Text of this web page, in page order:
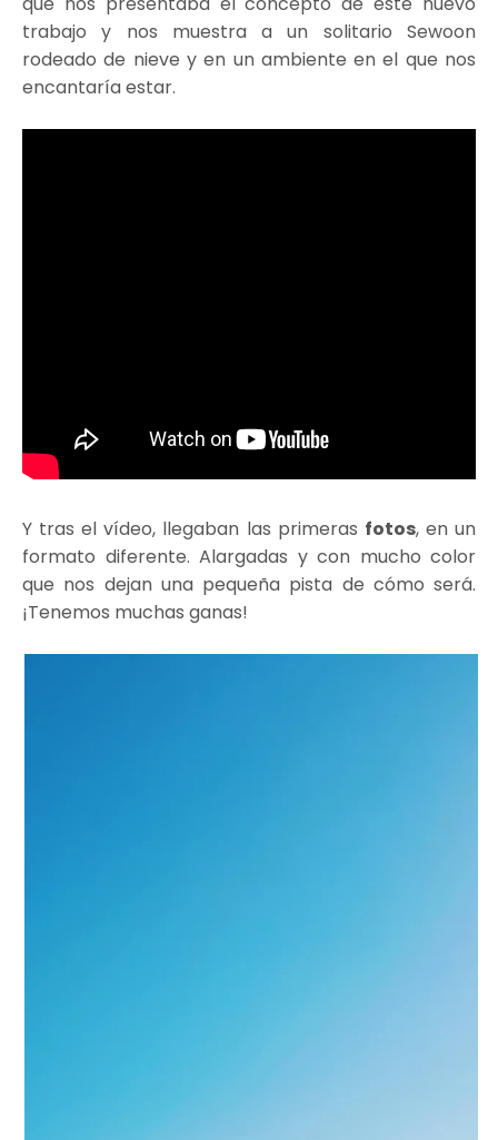
trabajo y nos muestra a un solitario Sewoon
rodeado de nieve y en un ambiente en el que nos
encantaría estar.
Y tras el vídeo, llegaban las primeras fotos, en un
formato diferente. Alargadas y con mucho color
que nos dejan una pequeña pista de cómo será.
¡Tenemos muchas ganas!